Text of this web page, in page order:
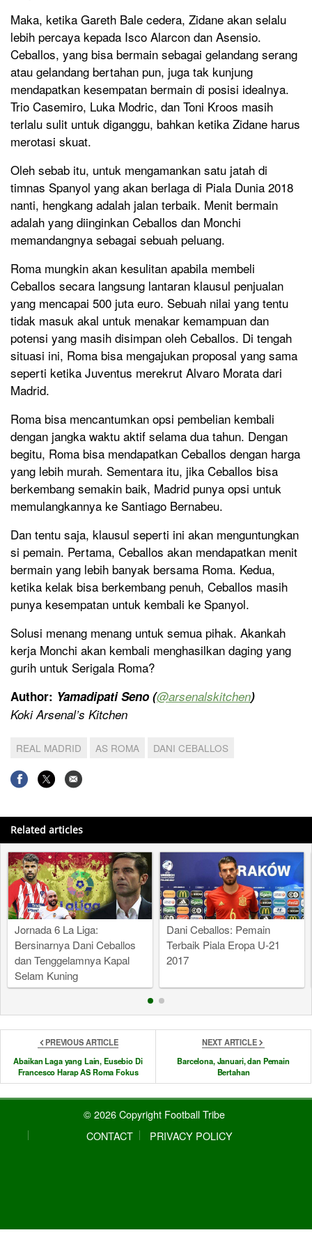
Maka, ketika Gareth Bale cedera, Zidane akan selalu
lebih percaya kepada Isco Alarcon dan Asensio.
Ceballos, yang bisa bermain sebagai gelandang serang
atau gelandang bertahan pun, juga tak kunjung
mendapatkan kesempatan bermain di posisi idealnya.
Trio Casemiro, Luka Modric, dan Toni Kroos masih
terlalu sulit untuk diganggu, bahkan ketika Zidane harus
merotasi skuat.
Oleh sebab itu, untuk mengamankan satu jatah di
timnas Spanyol yang akan berlaga di Piala Dunia 2018
nanti, hengkang adalah jalan terbaik. Menit bermain
adalah yang diinginkan Ceballos dan Monchi
memandangnya sebagai sebuah peluang.
Roma mungkin akan kesulitan apabila membeli
Ceballos secara langsung lantaran klausul penjualan
yang mencapai 500 juta euro. Sebuah nilai yang tentu
tidak masuk akal untuk menakar kemampuan dan
potensi yang masih disimpan oleh Ceballos. Di tengah
situasi ini, Roma bisa mengajukan proposal yang sama
seperti ketika Juventus merekrut Alvaro Morata dari
Madrid.
Roma bisa mencantumkan opsi pembelian kembali
dengan jangka waktu aktif selama dua tahun. Dengan
begitu, Roma bisa mendapatkan Ceballos dengan harga
yang lebih murah. Sementara itu, jika Ceballos bisa
berkembang semakin baik, Madrid punya opsi untuk
memulangkannya ke Santiago Bernabeu.
Dan tentu saja, klausul seperti ini akan menguntungkan
si pemain. Pertama, Ceballos akan mendapatkan menit
bermain yang lebih banyak bersama Roma. Kedua,
ketika kelak bisa berkembang penuh, Ceballos masih
punya kesempatan untuk kembali ke Spanyol.
Solusi menang menang untuk semua pihak. Akankah
kerja Monchi akan kembali menghasilkan daging yang
gurih untuk Serigala Roma?
Author: Yamadipati Seno (@arsenalskitchen)
Koki Arsenal’s Kitchen
REAL MADRID AS ROMA DANI CEBALLOS
Related articles
Jornada 6 La Liga:
Bersinarnya Dani Ceballos
dan Tenggelamnya Kapal
Selam Kuning
Dani Ceballos: Pemain
Terbaik Piala Eropa U-21
2017
PREVIOUS ARTICLE
Abaikan Laga yang Lain, Eusebio Di
Francesco Harap AS Roma Fokus
NEXT ARTICLE
Barcelona, Januari, dan Pemain
Bertahan
© 2026 Copyright Football Tribe
CONTACT
PRIVACY POLICY